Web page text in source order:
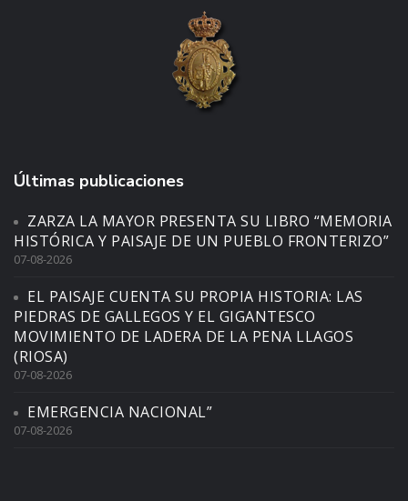
Últimas publicaciones
ZARZA LA MAYOR PRESENTA SU LIBRO “MEMORIA
HISTÓRICA Y PAISAJE DE UN PUEBLO FRONTERIZO”
07-08-2026
EL PAISAJE CUENTA SU PROPIA HISTORIA: LAS
PIEDRAS DE GALLEGOS Y EL GIGANTESCO
MOVIMIENTO DE LADERA DE LA PENA LLAGOS
(RIOSA)
07-08-2026
EMERGENCIA NACIONAL”
07-08-2026